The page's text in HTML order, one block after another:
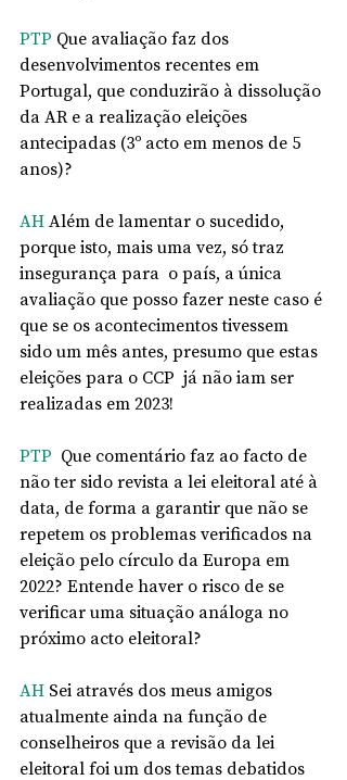
PTP Que avaliação faz dos
desenvolvimentos recentes em
Portugal, que conduzirão à dissolução
da AR e a realização eleições
antecipadas (3º acto em menos de 5
anos)?
AH Além de lamentar o sucedido,
porque isto, mais uma vez, só traz
insegurança para  o país, a única
avaliação que posso fazer neste caso é
que se os acontecimentos tivessem
sido um mês antes, presumo que estas
eleições para o CCP  já não iam ser
realizadas em 2023!
PTP
  Que comentário faz ao facto de
não ter sido revista a lei eleitoral até à
data, de forma a garantir que não se
repetem os problemas verificados na
eleição pelo círculo da Europa em
2022? Entende haver o risco de se
verificar uma situação análoga no
próximo acto eleitoral?
AH Sei através dos meus amigos
atualmente ainda na função de
conselheiros que a revisão da lei
eleitoral foi um dos temas debatidos